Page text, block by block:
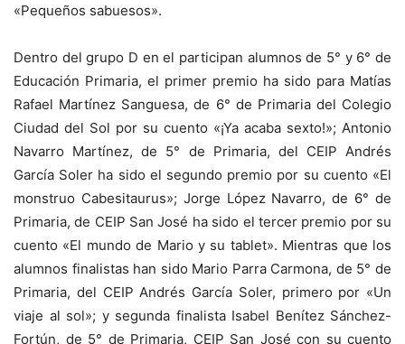
«Pequeños sabuesos».
Dentro del grupo D en el participan alumnos de 5° y 6° de
Educación Primaria, el primer premio ha sido para Matías
Rafael Martínez Sanguesa, de 6° de Primaria del Colegio
Ciudad del Sol por su cuento «¡Ya acaba sexto!»; Antonio
Navarro Martínez, de 5° de Primaria, del CEIP Andrés
García Soler ha sido el segundo premio por su cuento «El
monstruo Cabesitaurus»; Jorge López Navarro, de 6° de
Primaria, de CEIP San José ha sido el tercer premio por su
cuento «El mundo de Mario y su tablet». Mientras que los
alumnos finalistas han sido Mario Parra Carmona, de 5° de
Primaria, del CEIP Andrés García Soler, primero por «Un
viaje al sol»; y segunda finalista Isabel Benítez Sánchez-
Fortún, de 5° de Primaria, CEIP San José con su cuento